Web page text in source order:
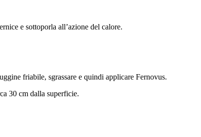
e sottoporla all’azione del calore.
friabile, sgrassare e quindi applicare Fernovus.
30 cm dalla superficie.